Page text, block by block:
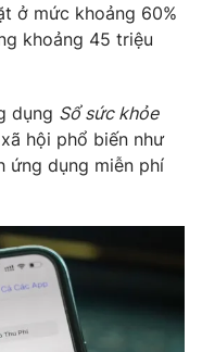
ở mức khoảng 60%
khoảng 45 triệu
dụng Sổ sức khỏe
hội phổ biến như
ứng dụng miễn phí